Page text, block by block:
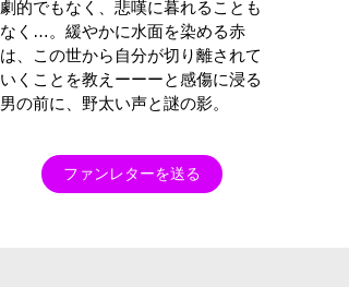
劇的でもなく、悲嘆に暮れることも
なく…。緩やかに水面を染める赤
は、この世から自分が切り離されて
いくことを教えーーーと感傷に浸る
男の前に、野太い声と謎の影。
ファンレターを送る